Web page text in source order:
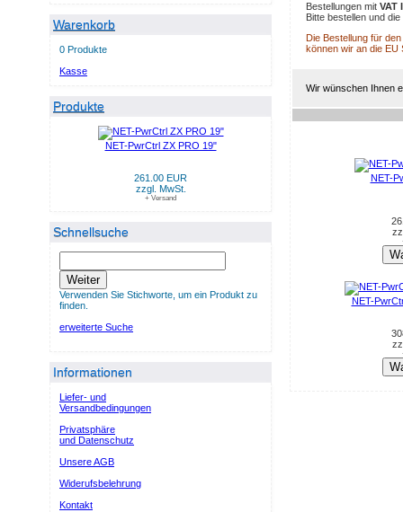
Warenkorb
0 Produkte
Kasse
Produkte
NET-PwrCtrl ZX PRO 19"
261.00 EUR
zzgl. MwSt.
+ Versand
Schnellsuche
Weiter
Verwenden Sie Stichworte, um ein Produkt zu
finden.
erweiterte Suche
Informationen
Liefer- und
Versandbedingungen
Privatsphäre
und Datenschutz
Unsere AGB
Widerufsbelehrung
Kontakt
Bestellungen mit VAT
Bitte bestellen und
Die Bestellung für
können wir an die
Wir wünschen Ihnen
NET-
NET-